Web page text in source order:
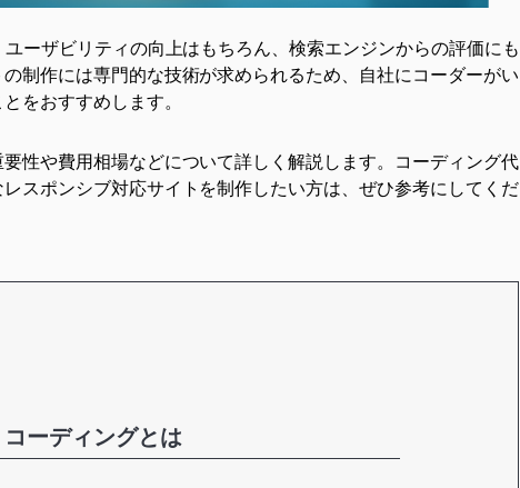
ーザビリティの向上はもちろん、検索エンジンからの評価にも
制作には専門的な技術が求められるため、自社にコーダーがい
をおすすめします。
性や費用相場などについて詳しく解説します。 コーディング代
スポンシブ対応サイトを制作したい方は、ぜひ参考にしてくだ
ーディングとは